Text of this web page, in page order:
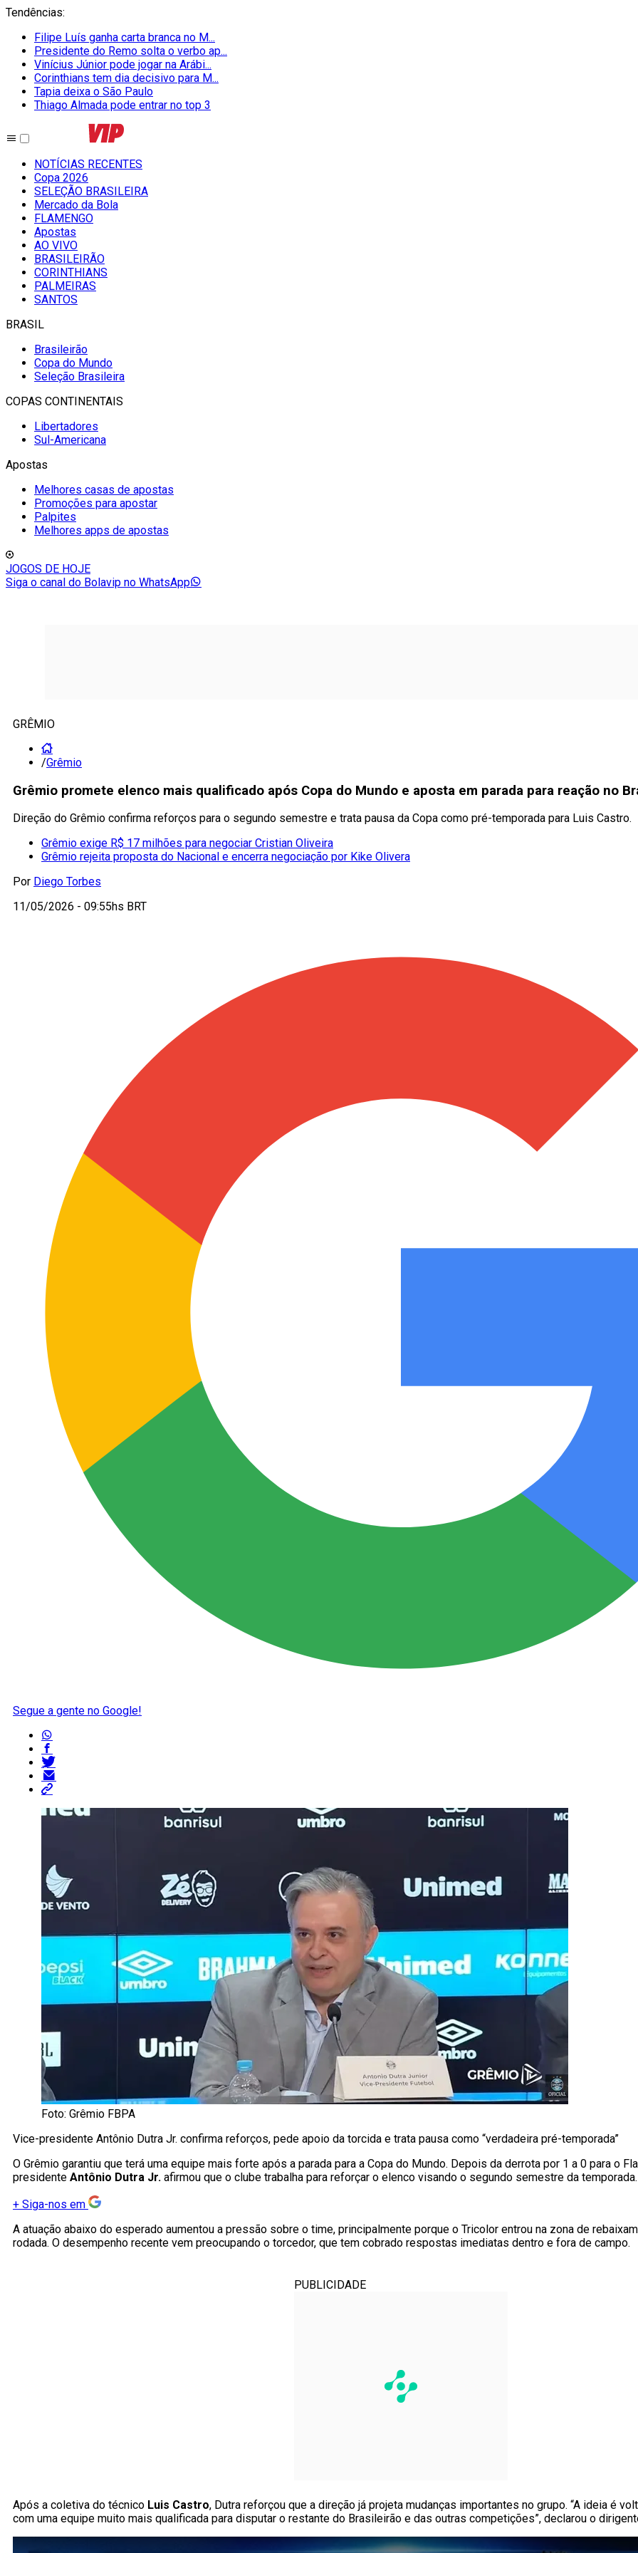
Tendências:
Filipe Luís ganha carta branca no M...
Presidente do Remo solta o verbo ap...
Vinícius Júnior pode jogar na Arábi...
Corinthians tem dia decisivo para M...
Tapia deixa o São Paulo
Thiago Almada pode entrar no top 3
NOTÍCIAS RECENTES
Copa 2026
SELEÇÃO BRASILEIRA
Mercado da Bola
FLAMENGO
Apostas
AO VIVO
BRASILEIRÃO
CORINTHIANS
PALMEIRAS
SANTOS
BRASIL
Brasileirão
Copa do Mundo
Seleção Brasileira
COPAS CONTINENTAIS
Libertadores
Sul-Americana
Apostas
Melhores casas de apostas
Promoções para apostar
Palpites
Melhores apps de apostas
JOGOS DE HOJE
Siga o canal do Bolavip no WhatsApp
GRÊMIO
/Grêmio
Grêmio promete elenco mais qualificado após Copa do Mundo e aposta em parada para reação no
Direção do Grêmio confirma reforços para o segundo semestre e trata pausa da Copa como pré-temporada para Luis Castro.
Grêmio exige R$ 17 milhões para negociar Cristian Oliveira
Grêmio rejeita proposta do Nacional e encerra negociação por Kike Olivera
Por Diego Torbes
11/05/2026 - 09:55hs BRT
Segue a gente no Google!
Foto: Grêmio FBPA
Vice-presidente Antônio Dutra Jr. confirma reforços, pede apoio da torcida e trata pausa como “verdadeira pré-temporada”
O Grêmio garantiu que terá uma equipe mais forte após a parada para a Copa do Mundo. Depois da derrota por 1 a 0 para o
presidente Antônio Dutra Jr. afirmou que o clube trabalha para reforçar o elenco visando o segundo semestre da temporada.
+ Siga-nos em
A atuação abaixo do esperado aumentou a pressão sobre o time, principalmente porque o Tricolor entrou na zona de
rodada. O desempenho recente vem preocupando o torcedor, que tem cobrado respostas imediatas dentro e fora de campo.
PUBLICIDADE
Após a coletiva do técnico Luis Castro, Dutra reforçou que a direção já projeta mudanças importantes no grupo. “A ideia é
com uma equipe muito mais qualificada para disputar o restante do Brasileirão e das outras competições”, declarou o